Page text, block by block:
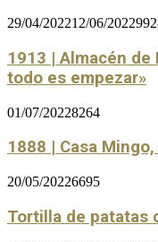
29/04/202212/06/2022
1913 | Almacén
todo es empezar»
01/07/20228264
1888 | Casa
20/05/20226695
Tortilla de patatas